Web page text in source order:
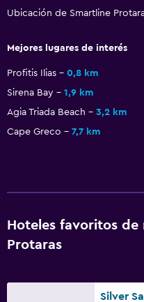
Tetera/cafetera
Cafetera
Accesibilidad y
Unidad accesible para
Para no fumadores
Ducha adaptada para silla
Ascensor
Estacionamiento accesible
Ubicación de Smartline
Mejores lugares de interés
Profitis Ilias 0,8 km
Sirena Bay
1,9 km
Agia Triada Beach
3,2 km
Cape Greco
7,7 km
Hoteles favoritos de
Protaras